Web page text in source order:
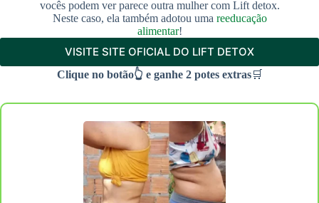
vocês podem ver parece outra mulher com Lift detox.
Neste caso, ela também adotou uma reeducação
alimentar!
VISITE SITE OFICIAL DO LIFT DETOX
Clique no botão👆 e ganhe 2 potes extras🛒